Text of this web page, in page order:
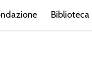
Biblioteca